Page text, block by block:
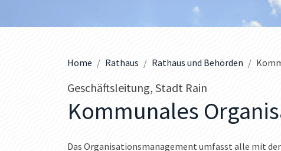
Home Rathaus Rathaus und Behörden
Geschäftsleitung, Stadt Rain
Kommunales
Das Organisationsmanagement umfasst alle mit